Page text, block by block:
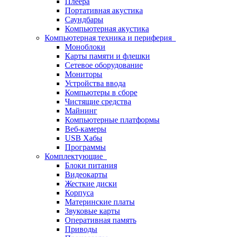
Портативная акустика
Саундбары
Компьютерная акустика
Компьютерная техника и периферия
Моноблоки
Карты памяти и флешки
Сетевое оборудование
Мониторы
Устройства ввода
Компьютеры в сборе
Чистящие средства
Майнинг
Компьютерные платформы
Веб-камеры
USB Хабы
Программы
Комплектующие
Блоки питания
Видеокарты
Жесткие диски
Корпуса
Материнские платы
Звуковые карты
Оперативная память
Приводы